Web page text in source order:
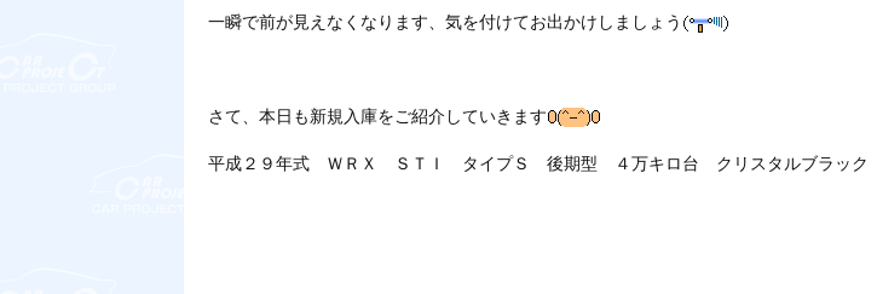
一瞬で前が見えなくなります、気を付けてお出かけしましょう
さて、本日も新規入庫をご紹介していきます
平成２９年式 ＷＲＸ ＳＴＩ タイプＳ 後期型 ４万キロ台 クリスタルブラック